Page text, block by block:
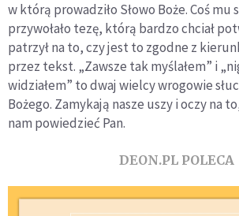
w którą prowadziło Słowo Boże. Coś mu
przywołało tezę, którą bardzo chciał
patrzył na to, czy jest to zgodne z
przez tekst. „Zawsze tak myślałem” i
widziałem” to dwaj wielcy wrogowie
Bożego. Zamykają nasze uszy i oczy na
nam powiedzieć Pan.
DEON.PL POLECA